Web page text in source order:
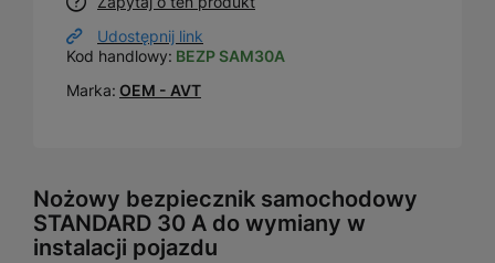
Udostępnij link
Kod handlowy: BEZP SAM30A
Marka: OEM - AVT
Nożowy bezpiecznik samochodowy
STANDARD 30 A do wymiany w
instalacji pojazdu